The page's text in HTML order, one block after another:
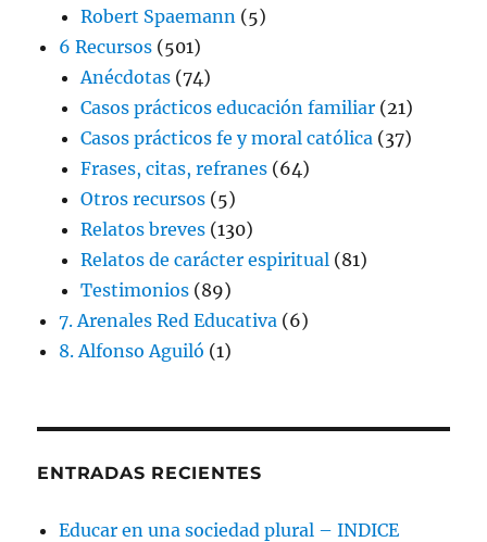
Robert Spaemann (5)
6 Recursos (501)
Anécdotas (74)
Casos prácticos educación familiar (21)
Casos prácticos fe y moral católica (37)
Frases, citas, refranes (64)
Otros recursos (5)
Relatos breves (130)
Relatos de carácter espiritual (81)
Testimonios (89)
7. Arenales Red Educativa (6)
8. Alfonso Aguiló (1)
ENTRADAS RECIENTES
Educar en una sociedad plural – INDICE